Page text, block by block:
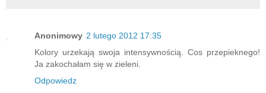
Anonimowy 2 lutego 2012 17:35
Kolory urzekają swoja intensywnością. Cos przepieknego!
Ja zakochałam się w zieleni.
Odpowiedz